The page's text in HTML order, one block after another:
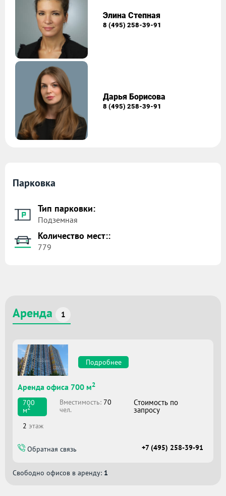
Элина Степная
8 (495) 258-39-91
Дарья Борисова
8 (495) 258-39-91
Парковка
Тип парковки:
Подземная
Количество мест::
779
Аренда 1
Подробнее
Аренда офиса 700 м2
700
м2
Вместимоcть: 70
чел.
Стоимость по
запросу
2 этаж
Обратная связь +7 (495) 258-39-91
Свободно офисов в аренду: 1